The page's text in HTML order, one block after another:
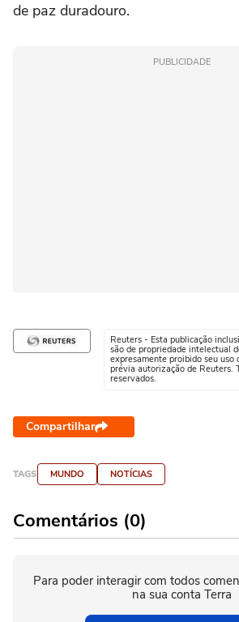
de paz duradouro.
PUBLICIDADE
Reuters - Esta publicação
são de propriedade intelectual
expresamente proibido seu uso
prévia autorização de Reuters.
reservados.
Compartilhar
TAGS MUNDO NOTÍCIAS
Comentários (0)
Para poder interagir com todos
na sua conta Terra